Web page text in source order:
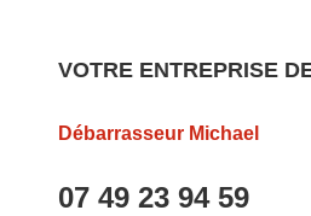
VOTRE ENTREPRISE
Débarrasseur Michael
07 49 23 94 59